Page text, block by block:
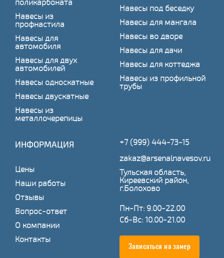
Навесы из
профнастила
Навесы для
автомобиля
Навесы для двух
автомобилей
Навесы односкатные
Навесы двускатные
Навесы из
металлочерепицы
Навесы под беседку
Навесы для мангала
Навесы во дворе
Навесы для дачи
Навесы для коттеджа
Навесы из профильной
трубы
ИНФОРМАЦИЯ
Цены
Наши работы
Отзывы
Вопрос-ответ
О компании
Контакты
+7 (999) 444-73-15
zakaz@arsenalnavesov.ru
Тульская область,
Киреевский район,
г.Болохово
Пн-Пт: 9.00-22.00
Сб-Вс: 10.00-21.00
Записаться на замер